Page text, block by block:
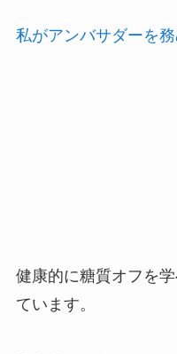
私がアンバサダーを
健康的に糖質オフを
ています。